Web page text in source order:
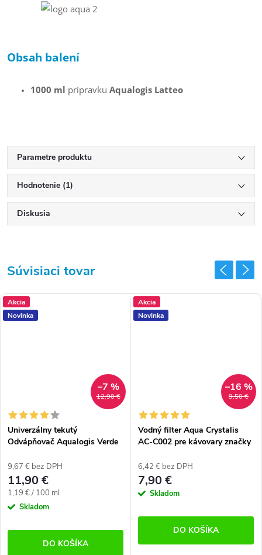
Obsah balení
1000 ml prípravku Aqualogis Latteo
Parametre produktu
Hodnotenie (1)
Diskusia
Súvisiaci tovar
Akcia
Novinka
12,90 €
–7 %
Univerzálny tekutý
Odvápňovač Aqualogis Verde
9,67 € bez DPH
11,90 €
Jednotková
cena:
1,19 € / 100 ml
Skladom
DO KOŠÍKA
Akcia
Novinka
9,50 €
–16 %
Vodný filter Aqua Crystalis
AC-C002 pre kávovary značky
C002)
6,42 € bez DPH
7,90 €
Skladom
DO KOŠÍKA